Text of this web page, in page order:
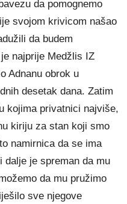
da pomognemo
svojom krivicom našao
da budem
najprije Medžlis IZ
Adnanu obrok u
desetak dana. Zatim
kojima privatnici najviše,
kiriju za stan koji smo
namirnica da se ima
je spreman da mu
da mu pružimo
sve njegove